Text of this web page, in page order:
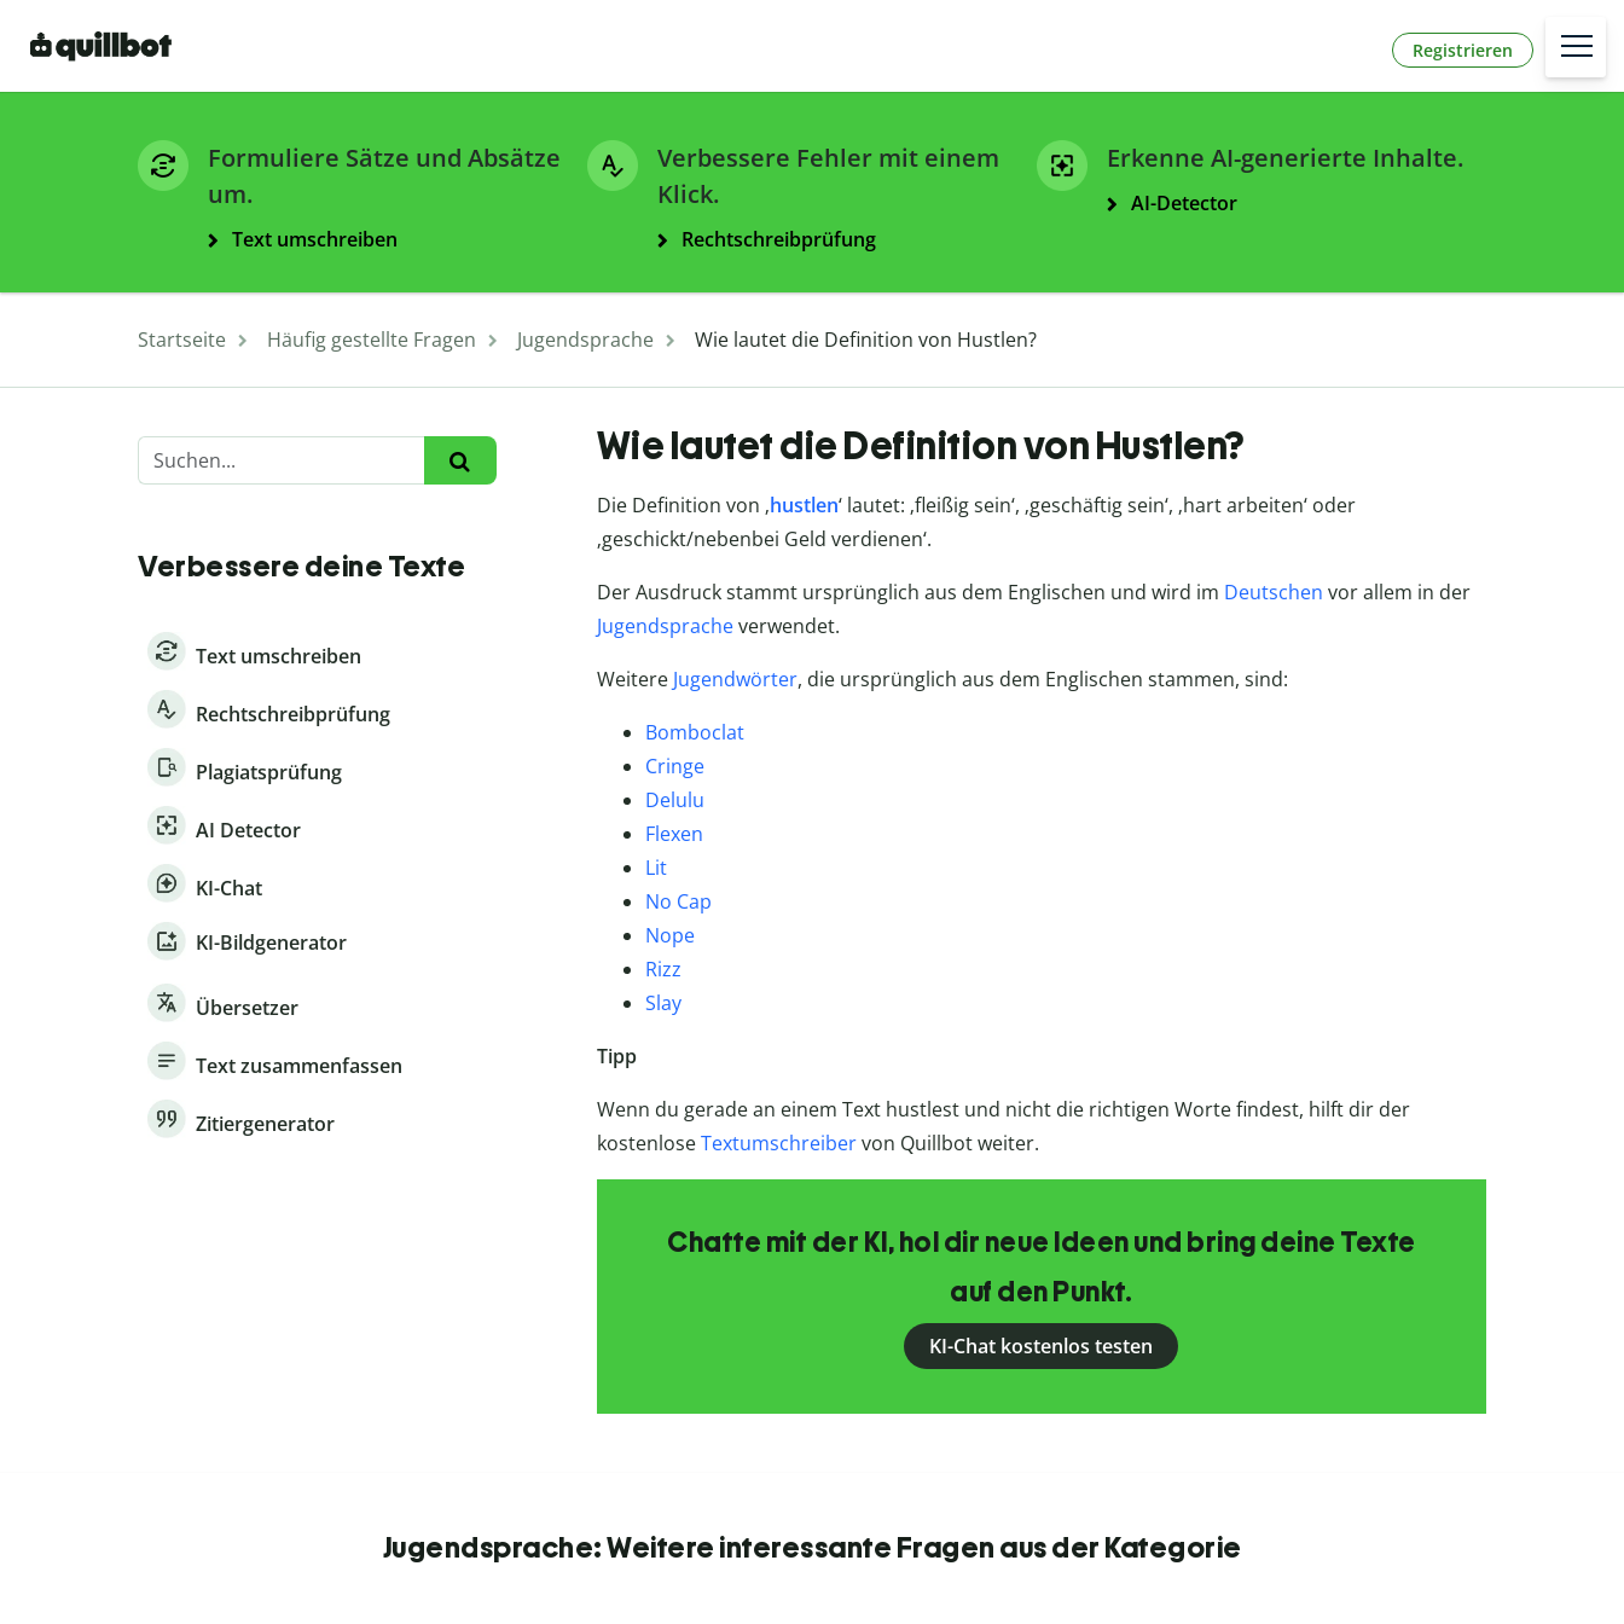
Registrieren
Formuliere Sätze und Absätze
um.
Text umschreiben
Verbessere Fehler mit einem
Klick.
Rechtschreibprüfung
Erkenne AI-generierte Inhalte.
AI-Detector
Startseite Häufig gestellte Fragen Jugendsprache Wie lautet die Definition von Hustlen?
Verbessere deine Texte
Text umschreiben
Rechtschreibprüfung
Plagiatsprüfung
AI Detector
KI-Chat
KI-Bildgenerator
Übersetzer
Text zusammenfassen
Zitiergenerator
Wie lautet die Definition von Hustlen?
Die Definition von ‚hustlen‘ lautet: ‚fleißig sein‘, ‚geschäftig sein‘, ‚hart arbeiten‘ oder
‚geschickt/nebenbei Geld verdienen‘.
Der Ausdruck stammt ursprünglich aus dem Englischen und wird im Deutschen vor allem in der
Jugendspracheverwendet.
Weitere Jugendwörter, die ursprünglich aus dem Englischen stammen, sind:
Bomboclat
Cringe
Delulu
Flexen
Lit
No Cap
Nope
Rizz
Slay
Tipp
Wenn du gerade an einem Text hustlest und nicht die richtigen Worte findest, hilft dir der
kostenloseTextumschreibervon Quillbot weiter.
Chatte mit der KI, hol dir neue Ideen und bring deine Texte
auf den Punkt.
KI-Chat kostenlos testen
Jugendsprache: Weitere interessante Fragen aus der Kategorie